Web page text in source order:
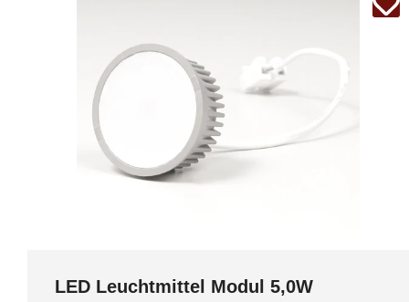
LED Leuchtmittel Modul 5,0W